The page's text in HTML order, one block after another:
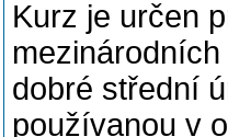
Kurz je určen
dobré střední
používanou v